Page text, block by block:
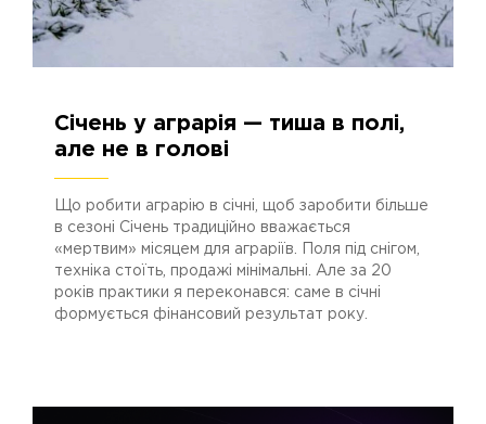
348 19.01.2026
Січень у аграрія — тиша в полі,
але не в голові
Що робити аграрію в січні, щоб заробити більше
в сезоні Січень традиційно вважається
«мертвим» місяцем для аграріїв. Поля під снігом,
техніка стоїть, продажі мінімальні. Але за 20
років практики я переконався: саме в січні
формується фінансовий результат року.